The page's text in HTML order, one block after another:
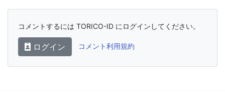
コメントするには TORICO-ID にログインしてください。
ログイン コメント利用規約